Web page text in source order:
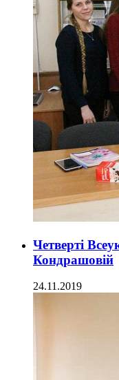
Четверті
Кондрашовій
24.11.2019